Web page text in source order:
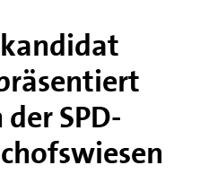
SPD-